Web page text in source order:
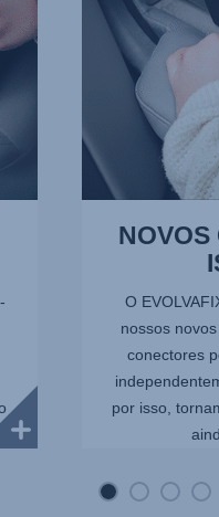
NOVOS
O
nossos
conectores
por isso,